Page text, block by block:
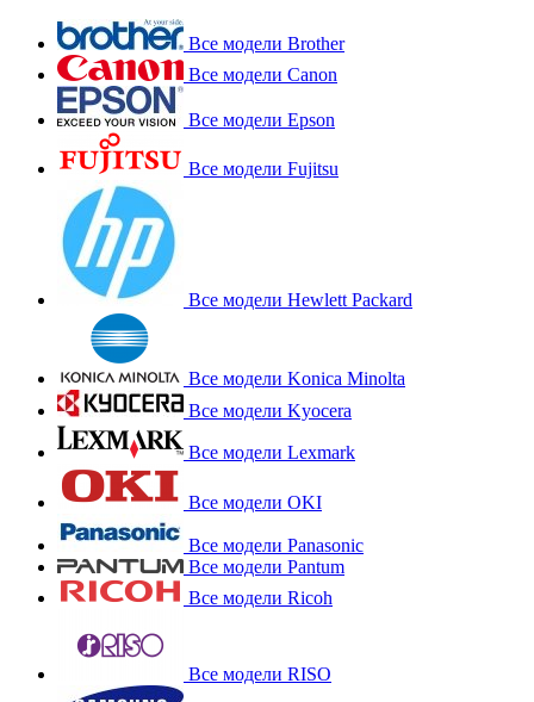
Все модели Brother
Все модели Canon
Все модели Epson
Все модели Fujitsu
Все модели Hewlett Packard
Все модели Konica Minolta
Все модели Kyocera
Все модели Lexmark
Все модели OKI
Все модели Panasonic
Все модели Pantum
Все модели Ricoh
Все модели RISO